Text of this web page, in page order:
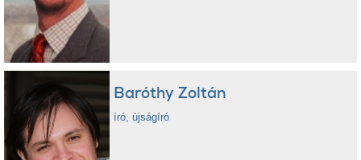
Baróthy Zoltán
író, újságíró